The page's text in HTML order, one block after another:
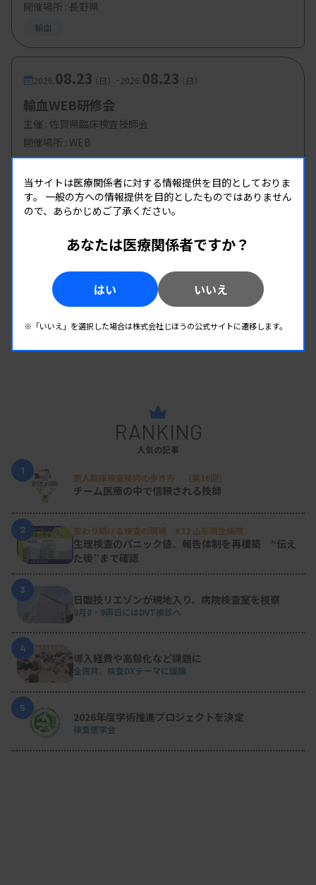
開催場所 : 長野県
輸血
2026. 08.23（日） -2026. 08.23（日）
輸血WEB研修会
主催 : 佐賀県臨床検査技師会
開催場所 : WEB
RANKING
人気の記事
1
新人臨床検査技師の歩き方 ［第16回］
チーム医療の中で信頼される技師
2 変わり続ける検査の現場 #32 山形済生病院
生理検査のパニック値、報告体制を再構築 “伝え
た後”まで確認
3
日臨技リエゾンが現地入り、病院検査室を視察
8月8・9両日にはDVT検診へ
4
導入経費や高齢化など課題に
全医共、検査DXテーマに議論
5
2026年度学術推進プロジェクトを決定
検査医学会
当サイトは医療関係者に対する情報提供を目的としておりま
す。 一般の方への情報提供を目的としたものではありません
ので、あらかじめご了承ください。
あなたは医療関係者ですか？
はい いいえ
※「いいえ」を選択した場合は株式会社じほうの公式サイトに遷移します。